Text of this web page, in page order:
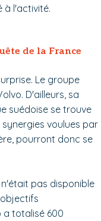
à l'activité.
de la France
Le groupe
D'ailleurs, sa
suédoise se trouve
voulues par
pourront donc se
pas disponible
a totalisé 600